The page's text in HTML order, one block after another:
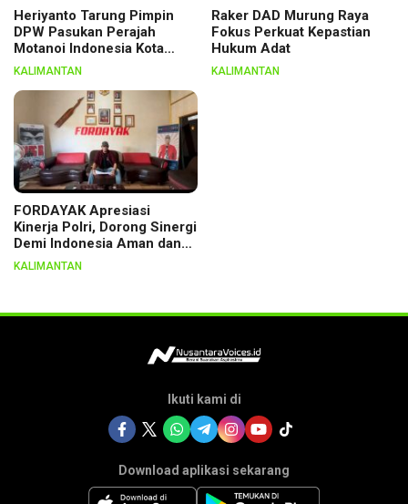
Heriyanto Tarung Pimpin
DPW Pasukan Perajah
Motanoi Indonesia Kota
Palangka Raya, Dikukuhkan
KALIMANTAN
Raker DAD Murung Raya
Fokus Perkuat Kepastian
Hukum Adat
KALIMANTAN
FORDAYAK Apresiasi
Kinerja Polri, Dorong Sinergi
Demi Indonesia Aman dan
Berkeadilan
KALIMANTAN
Ikuti kami di
Download aplikasi sekarang